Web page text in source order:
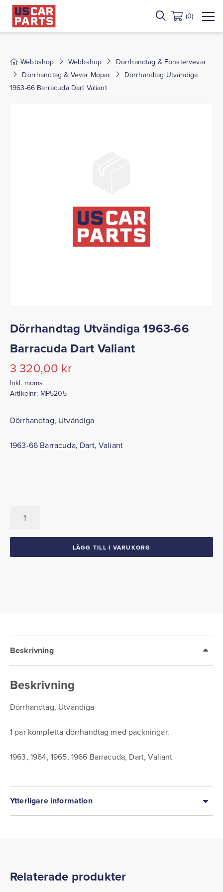
(0)
Webbshop Webbshop
Dörrhandtag & Fönstervevar
Dörrhandtag & Vevar Mopar
Dörrhandtag Utvändiga
1963-66 Barracuda Dart Valiant
Dörrhandtag Utvändiga 1963-66
Barracuda Dart Valiant
3 320,00 kr
Inkl. moms
Artikelnr: MP5205
Dörrhandtag, Utvändiga
1963-66 Barracuda, Dart, Valiant
Utvändiga
LÄGG TILL I VARUKORG
Beskrivning
Beskrivning
Dörrhandtag, Utvändiga
1 par kompletta dörrhandtag med packningar.
1963, 1964, 1965, 1966 Barracuda, Dart, Valiant
Ytterligare information
Relaterade produkter